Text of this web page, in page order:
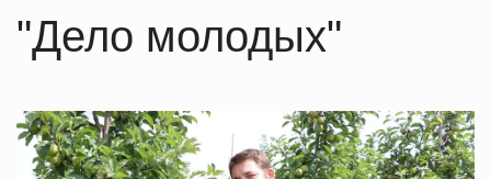
"Дело молодых"